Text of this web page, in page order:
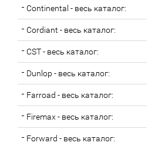
Continental - весь каталог:
Cordiant - весь каталог:
CST - весь каталог:
Dunlop - весь каталог:
Farroad - весь каталог:
Firemax - весь каталог:
Forward - весь каталог: